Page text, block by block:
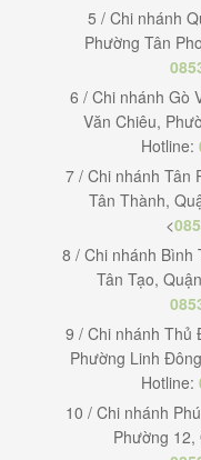
5 / Chi nhánh
Phường Tân
6 / Chi nhánh Gò
Văn Chiêu,
Hotline:
7 / Chi nhánh Tân
Tân Thành,
<
8 / Chi nhánh Bình
Tân Tạo,
9 / Chi nhánh Thủ
Phường Linh
Hotline:
10 / Chi nhánh
Phường 12,